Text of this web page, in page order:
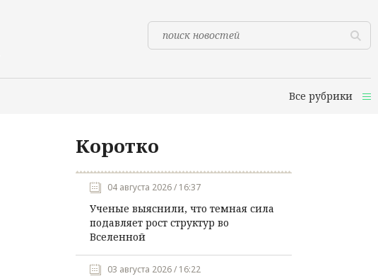
Все рубрики
Коротко
04 августа 2026 / 16:37
Ученые выяснили, что темная сила
подавляет рост структур во
Вселенной
03 августа 2026 / 16:22